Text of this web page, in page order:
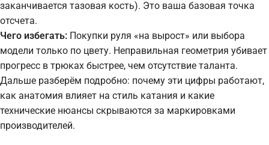
заканчивается тазовая кость). Это ваша базовая точка
отсчета.
Чего избегать: Покупки руля «на вырост» или выбора
модели только по цвету. Неправильная геометрия убивает
прогресс в трюках быстрее, чем отсутствие таланта.
Дальше разберём подробно: почему эти цифры работают,
как анатомия влияет на стиль катания и какие
технические нюансы скрываются за маркировками
производителей.